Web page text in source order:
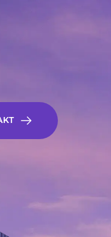
ZANECHAT